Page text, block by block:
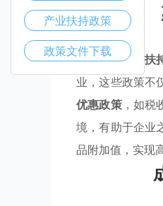
惠州市的产业扶
业，这些政策不
优惠政策，如税
境，有助于企业
品附加值，实现
产业扶持政策
政策文件下载